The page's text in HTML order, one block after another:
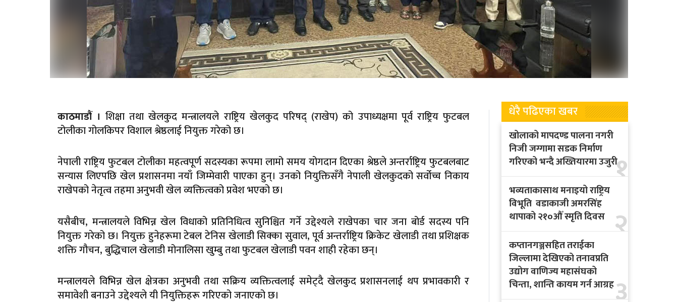
काठमाडौं । शिक्षा तथा खेलकुद मन्त्रालयले राष्ट्रिय खेलकुद परिषद् (राखेप) को उपाध्यक्षमा पूर्व राष्ट्रिय फुटबल
टोलीका गोलकिपर विशाल श्रेष्ठलाई नियुक्त गरेको छ।
नेपाली राष्ट्रिय फुटबल टोलीका महत्वपूर्ण सदस्यका रूपमा लामो समय योगदान दिएका श्रेष्ठले अन्तर्राष्ट्रिय फुटबलबाट
सन्यास लिएपछि खेल प्रशासनमा नयाँ जिम्मेवारी पाएका हुन्। उनको नियुक्तिसँगै नेपाली खेलकुदको सर्वोच्च निकाय
राखेपको नेतृत्व तहमा अनुभवी खेल व्यक्तित्वको प्रवेश भएको छ।
यसैबीच, मन्त्रालयले विभिन्न खेल विधाको प्रतिनिधित्व सुनिश्चित गर्ने उद्देश्यले राखेपका चार जना बोर्ड सदस्य पनि
नियुक्त गरेको छ। नियुक्त हुनेहरूमा टेबल टेनिस खेलाडी सिक्का सुवाल, पूर्व अन्तर्राष्ट्रिय क्रिकेट खेलाडी तथा प्रशिक्षक
शक्ति गौचन, बुद्धिचाल खेलाडी मोनालिसा खुम्बु तथा फुटबल खेलाडी पवन शाही रहेका छन्।
मन्त्रालयले विभिन्न खेल क्षेत्रका अनुभवी तथा सक्रिय व्यक्तित्वलाई समेट्दै खेलकुद प्रशासनलाई थप प्रभावकारी र
समावेशी बनाउने उद्देश्यले यी नियुक्तिहरू गरिएको जनाएको छ।
धेरै पढिएका खबर
१
खोलाको मापदण्ड पालना नगरी
निजी जग्गामा सडक निर्माण
गरिएको भन्दै अख्तियारमा उजुरी
२
भव्यताकासाथ मनाइयो राष्ट्रिय
विभूति वडाकाजी अमरसिंह
थापाको २१०औँ स्मृति दिवस
३
कप्तानगञ्जसहित तराईका
जिल्लामा देखिएको तनावप्रति
उद्योग वाणिज्य महासंघको
चिन्ता, शान्ति कायम गर्न आग्रह